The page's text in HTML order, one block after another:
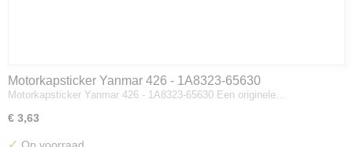
Motorkapsticker Yanmar 426 - 1A8323-65630
Motorkapsticker Yanmar 426 - 1A8323-65630 Een originele…
€ 3,63
✓